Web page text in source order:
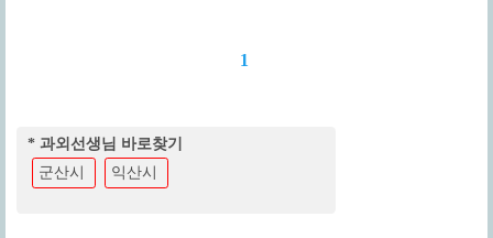
1
* 과외선생님 바로찾기
군산시
익산시